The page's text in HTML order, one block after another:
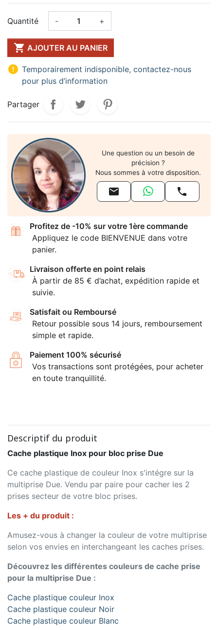
Quantité - +
 AJOUTER AU PANIER
 Temporairement indisponible, contactez-nous
pour plus d’information
Partager
Une question ou un besoin de
précision ?
Nous sommes à votre disposition.
 
Profitez de -10% sur votre 1ère commande
Appliquez le code BIENVENUE dans votre
panier.
Livraison offerte en point relais
À partir de 85 € d’achat, expédition rapide et
suivie.
Satisfait ou Remboursé
Retour possible sous 14 jours, remboursement
simple et rapide.
Paiement 100% sécurisé
Vos transactions sont protégées, pour acheter
en toute tranquillité.
Descriptif du produit
Cache plastique Inox pour bloc prise Due
Ce cache plastique de couleur Inox s'intégre sur la
multiprise Due. Vendu par paire pour cacher les 2
prises secteur de votre bloc prises.
Les + du produit :
Amusez-vous à changer la couleur de votre multiprise
selon vos envies en interchangeant les caches prises.
Découvrez les différentes couleurs de cache prise
pour la multiprise Due :
Cache plastique couleur Inox
Cache plastique couleur Noir
Cache plastique couleur Blanc